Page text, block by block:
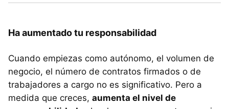
Ha aumentado tu responsabilidad
Cuando empiezas como autónomo, el volumen de
negocio, el número de contratos firmados o de
trabajadores a cargo no es significativo. Pero a
medida que creces, aumenta el nivel de